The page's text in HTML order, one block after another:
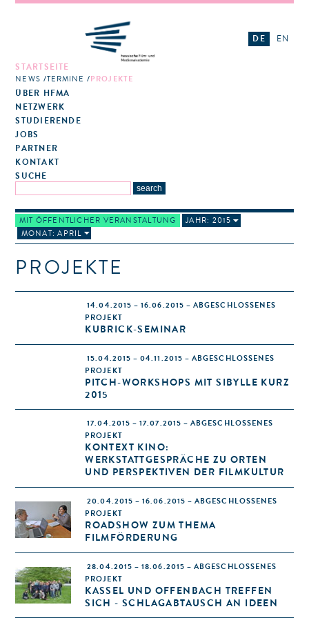
STARTSEITE
NEWS TERMINE PROJEKTE
ÜBER HFMA
NETZWERK
STUDIERENDE
JOBS
PARTNER
KONTAKT
SUCHE
DE EN
MIT ÖFFENTLICHER VERANSTALTUNG
JAHR: 2015
MONAT: APRIL
PROJEKTE
14.04.2015 – 16.06.2015 – ABGESCHLOSSENES
PROJEKT
KUBRICK-SEMINAR
15.04.2015 – 04.11.2015 – ABGESCHLOSSENES
PROJEKT
PITCH-WORKSHOPS MIT SIBYLLE KURZ
2015
17.04.2015 – 17.07.2015 – ABGESCHLOSSENES
PROJEKT
KONTEXT KINO:
WERKSTATTGESPRÄCHE ZU ORTEN
UND PERSPEKTIVEN DER FILMKULTUR
20.04.2015 – 16.06.2015 – ABGESCHLOSSENES
PROJEKT
ROADSHOW ZUM THEMA
FILMFÖRDERUNG
28.04.2015 – 18.06.2015 – ABGESCHLOSSENES
PROJEKT
KASSEL UND OFFENBACH TREFFEN
SICH - SCHLAGABTAUSCH AN IDEEN